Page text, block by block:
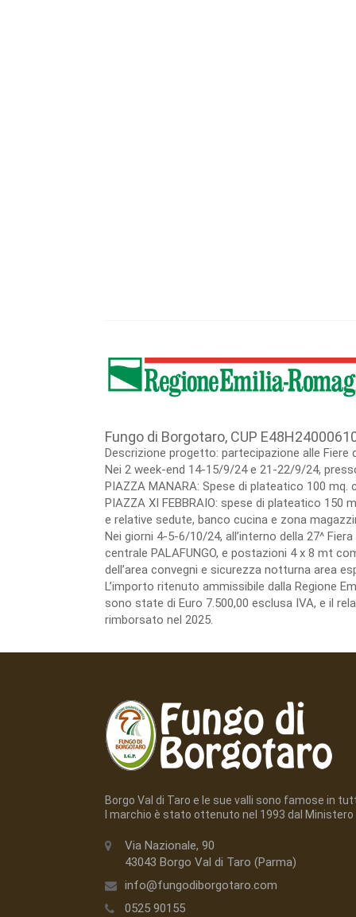
Fungo di Borgotaro, CUP
Descrizione progetto: partecipazione alle Fiere
Nei 2 week-end 14-15/9/24 e 21-22/9/24,
PIAZZA MANARA: Spese di plateatico 100
PIAZZA XI FEBBRAIO: spese di plateatico
e relative sedute, banco cucina e zona
Nei giorni 4-5-6/10/24, all’interno della 27^
centrale PALAFUNGO, e postazioni 4 x 8 mt
dell’area convegni e sicurezza notturna area
L’importo ritenuto ammissibile dalla Regione
sono state di Euro 7.500,00 esclusa IVA, e il
rimborsato nel 2025.
Borgo Val di Taro e le sue valli sono famose in
l marchio è stato ottenuto nel 1993 dal Ministero
Via Nazionale, 90
43043 Borgo Val di Taro (Parma)
info@fungodiborgotaro.com
0525 90155